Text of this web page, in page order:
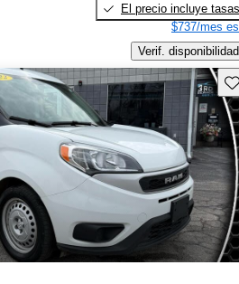
El precio incluye tasas
$737/mes
Verif. disponibilidad